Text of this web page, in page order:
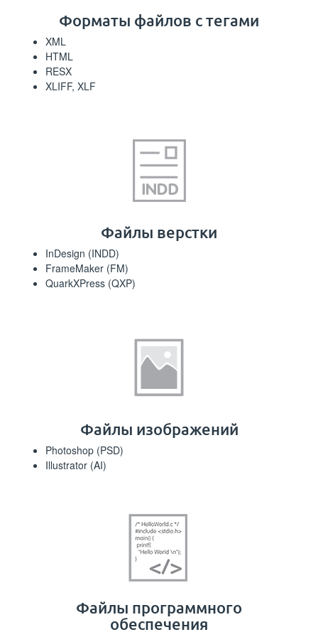
Форматы файлов с тегами
XML
HTML
RESX
XLIFF, XLF
Файлы верстки
InDesign (INDD)
FrameMaker (FM)
QuarkXPress (QXP)
Файлы изображений
Photoshop (PSD)
Illustrator (AI)
Файлы программного
обеспечения